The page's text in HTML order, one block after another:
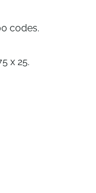
codes.
x 25.